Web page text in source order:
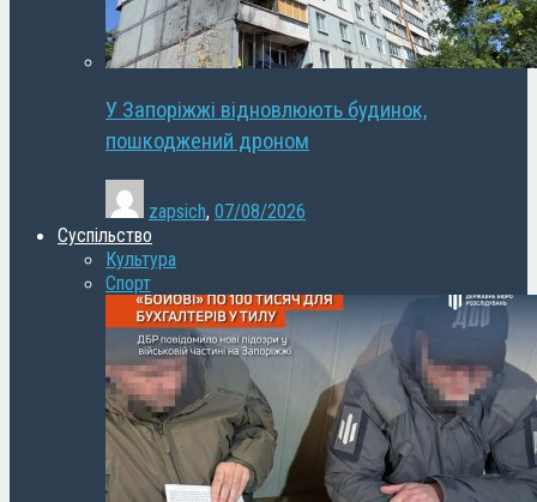
У Запоріжжі відновлюють будинок,
пошкоджений дроном
zapsich, 07/08/2026
Суспільство
Культура
Спорт